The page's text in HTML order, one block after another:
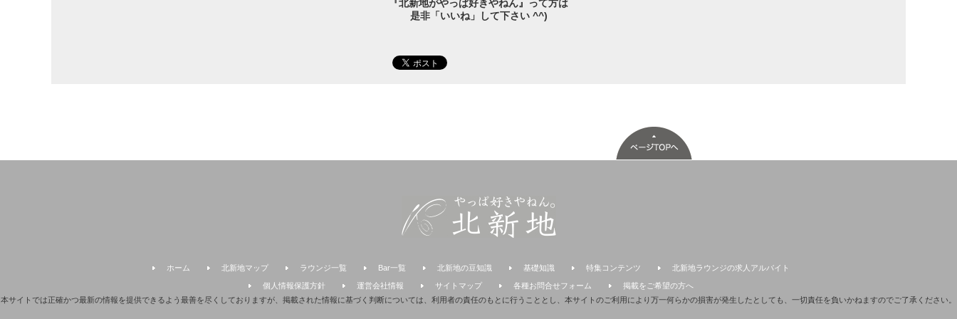
『北新地がやっぱ好きやねん』って方は
是非「いいね」して下さい ^^)
ホーム 北新地マップ ラウンジ一覧 Bar一覧 北新地の豆知識 基礎知識 特集コンテンツ 北新地ラウンジの求人アルバイト
個人情報保護方針 運営会社情報 サイトマップ 各種お問合せフォーム
掲載をご希望の方へ
本サイトでは正確かつ最新の情報を提供できるよう最善を尽くしておりますが、掲載された情報に基づく判断については、利用者の責任のもとに行うこととし、本サイトのご利用により万一何らかの損害が発生したとしても、一切責任を負いかねますのでご了承ください。